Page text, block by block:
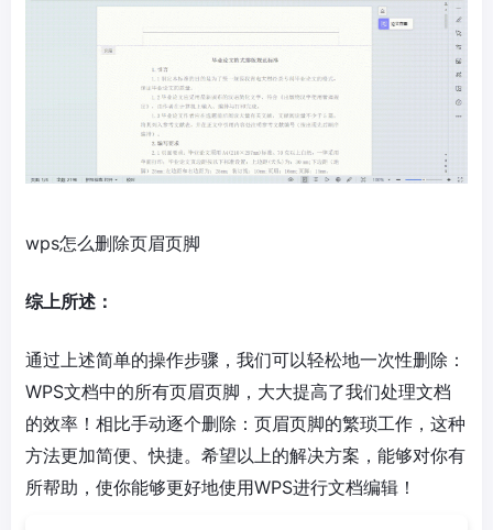
wps怎么删除页眉页脚
综上所述：
通过上述简单的操作步骤，我们可以轻松地一次性删除：
WPS文档中的所有页眉页脚，大大提高了我们处理文档
的效率！相比手动逐个删除：页眉页脚的繁琐工作，这种
方法更加简便、快捷。希望以上的解决方案，能够对你有
所帮助，使你能够更好地使用WPS进行文档编辑！